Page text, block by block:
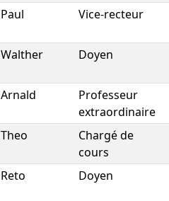
Paul Vice-recteur
Walther Doyen
Arnald
Professeur
extraordinaire
Theo
Chargé de
cours
Reto Doyen